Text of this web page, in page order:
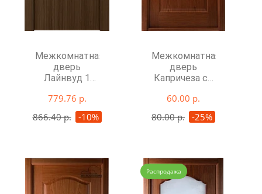
Межкомнатная
дверь
Лайнвуд 1
779.76 р.
866.40 р.
-10%
Межкомнатная
дверь
Капричеза со
60.00 р.
80.00 р. -25%
Распродажа